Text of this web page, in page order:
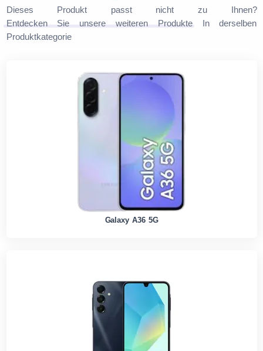
Dieses Produkt passt nicht zu Ihnen?
Entdecken Sie unsere weiteren ProdukteIn derselben
Produktkategorie
Galaxy A36 5G